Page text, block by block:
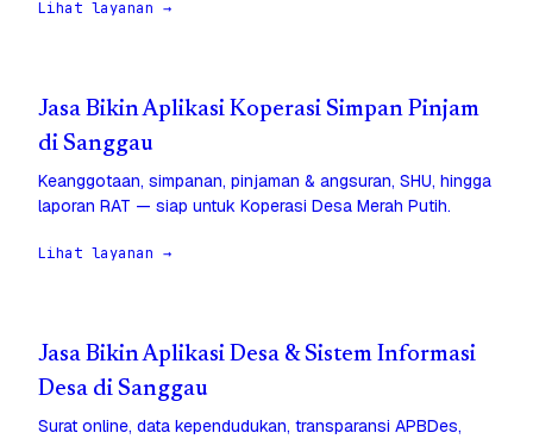
Lihat layanan →
Jasa Bikin Aplikasi Koperasi Simpan Pinjam
di Sanggau
Keanggotaan, simpanan, pinjaman & angsuran, SHU, hingga
laporan RAT — siap untuk Koperasi Desa Merah Putih.
Lihat layanan →
Jasa Bikin Aplikasi Desa & Sistem Informasi
Desa di Sanggau
Surat online, data kependudukan, transparansi APBDes,